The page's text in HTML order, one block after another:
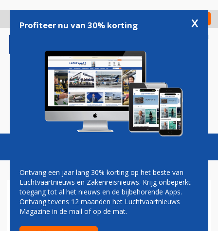
gaan
Check in
Magazine Podcasts Vacatures
DRONES
Luchthaven Koeweit gesloten na dodelijke aanval met
Profiteer nu van 30% korting x
Ontvang een jaar lang 30% korting op het beste van
Luchtvaartnieuws en Zakenreisnieuws. Krijg onbeperkt
toegang tot al het nieuws en de bijbehorende Apps.
Ontvang tevens 12 maanden het Luchtvaartnieuws
Magazine in de mail of op de mat.